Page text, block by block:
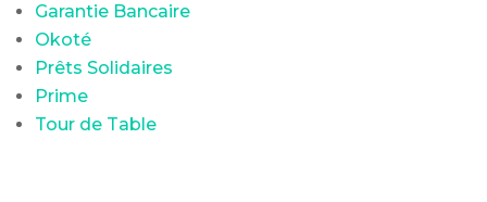
Garantie Bancaire
Okoté
Prêts Solidaires
Prime
Tour de Table